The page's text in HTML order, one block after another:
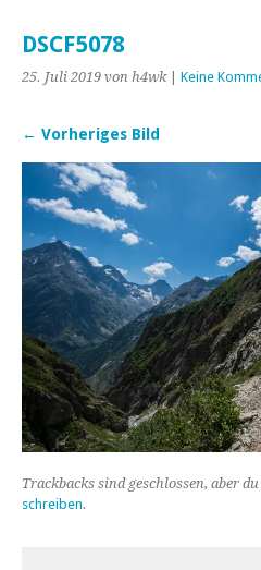
DSCF5078
25. Juli 2019 von h4wk| Keine
← Vorheriges Bild
Trackbacks sind geschlossen, aber
schreiben.